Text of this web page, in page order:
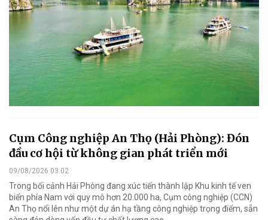
Cụm Công nghiệp An Thọ (Hải Phòng): Đón
đầu cơ hội từ không gian phát triển mới
09/08/2026 03:02
Trong bối cảnh Hải Phòng đang xúc tiến thành lập Khu kinh tế ven
biển phía Nam với quy mô hơn 20.000 ha, Cụm công nghiệp (CCN)
An Thọ nổi lên như một dự án hạ tầng công nghiệp trọng điểm, sẵn